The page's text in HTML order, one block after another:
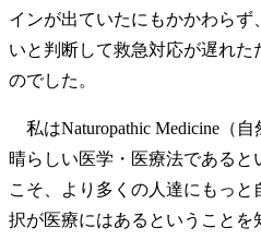
インが出ていたにもかかわら
いと判断して救急対応が遅れ
のでした。
私はNaturopathic Medicine（
晴らしい医学・医療法である
こそ、より多くの人達にもっ
択が医療にはあるということ